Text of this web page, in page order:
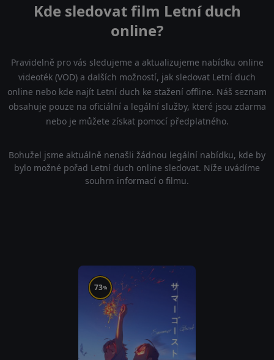
Kde sledovat film Letní duch
online?
Pravidelně pro vás sledujeme a aktualizujeme nabídku online
videoték (VOD) a dalších možností, jak sledovat Letní duch
online nebo kde najít Letní duch ke stažení offline. Náš seznam
obsahuje pouze na oficiální a legální služby, které jsou zdarma
nebo je můžete získat pomocí předplatného.
Bohužel jsme aktuálně nenašli žádnou legální nabídku, kde by
bylo možné pořad Letní duch online sledovat. Níže uvádíme
souhrn informací o filmu.
73%